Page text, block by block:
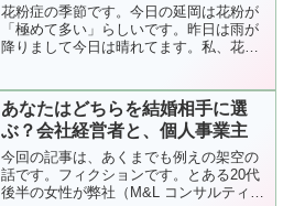
花粉症の季節です。今日の延岡は花粉が
「極めて多い」らしいです。昨日は雨が
降りまして今日は晴れてます。私、花粉
あなたはどちらを結婚相手に選
ぶ？会社経営者と、個人事業主
今回の記事は、あくまでも例えの架空の
話です。フィクションです。とある20代
後半の女性が弊社（M&L コンサルティン